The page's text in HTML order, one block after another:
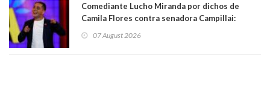
Comediante Lucho Miranda por dichos de
Camila Flores contra senadora Campillai:
forma de quitar dignidad"
07 August 2026